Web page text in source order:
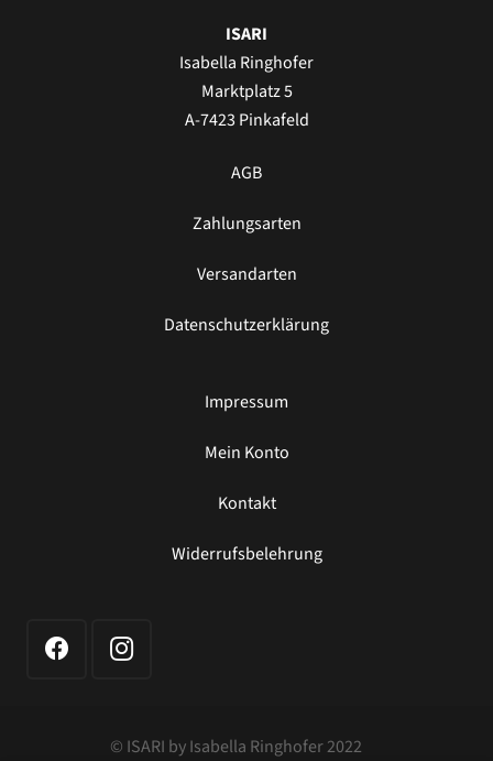
ISARI
Isabella Ringhofer
Marktplatz 5
A-7423 Pinkafeld
AGB
Zahlungsarten
Versandarten
Datenschutzerklärung
Impressum
Mein Konto
Kontakt
Widerrufsbelehrung
© ISARI by Isabella Ringhofer 2022